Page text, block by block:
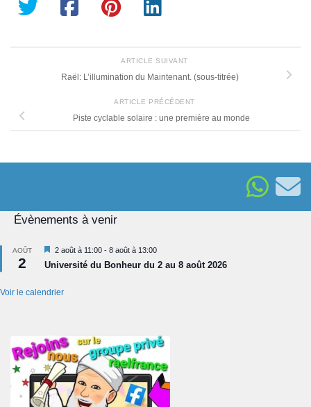
ARTICLE SUIVANT
Raël: L’illumination du Maintenant. (sous-titrée)
ARTICLE PRÉCÉDENT
Piste cyclable solaire : une première au monde
Évènements à venir
AOÛT
2
Mis
en
avant
2 août à 11:00 - 8 août à 13:00
Université du Bonheur du 2 au 8 août 2026
Voir le calendrier